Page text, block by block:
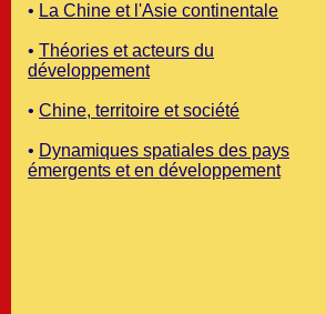
• La Chine et l'Asie continentale
• Théories et acteurs du
développement
• Chine, territoire et société
• Dynamiques spatiales des pays
émergents et en développement